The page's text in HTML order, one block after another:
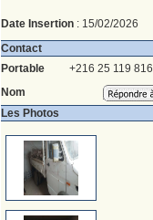
Date Insertion: 15/02/2026
Contact
Portable
+216 25 119 816
Nom
Les Photos